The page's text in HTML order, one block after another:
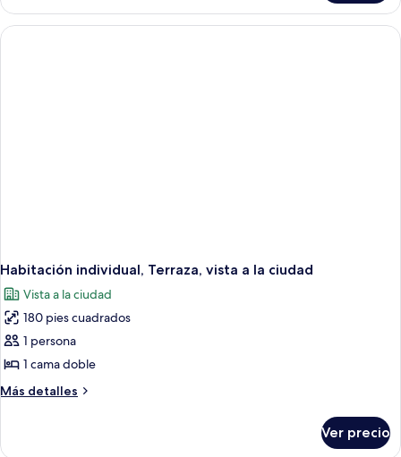
triple
Premium,
Terraza,
Habitación individual, Terraza, vista a la ciudad
Vista a la ciudad
180 pies cuadrados
1 persona
1 cama doble
Más detalles
Más
Ver precio